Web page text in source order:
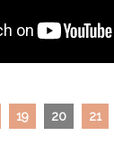
19 20 21